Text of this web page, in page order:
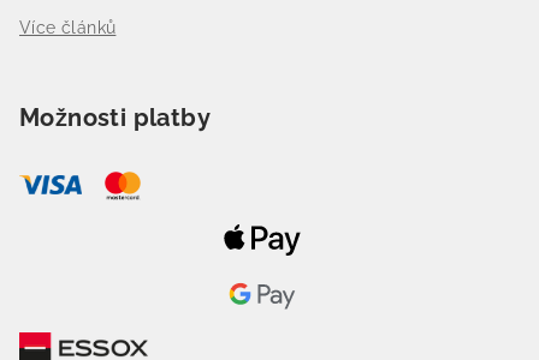
Více článků
Možnosti platby